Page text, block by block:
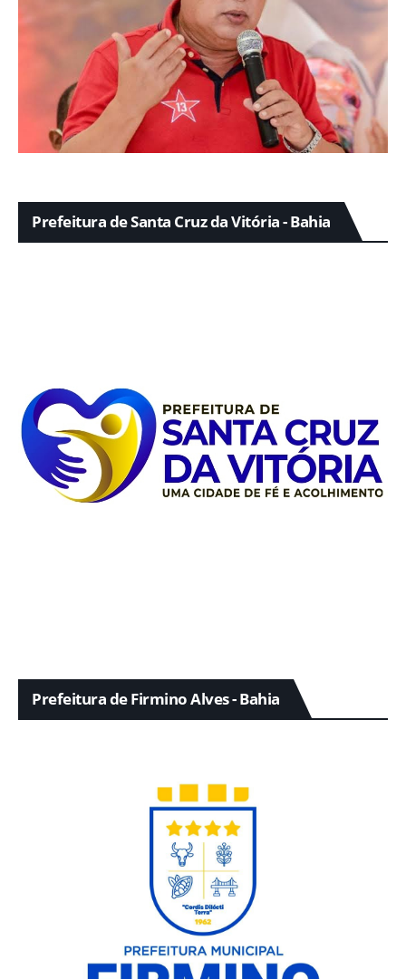
Prefeitura de Santa Cruz da Vitória - Bahia
Prefeitura de Firmino Alves - Bahia